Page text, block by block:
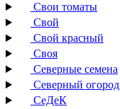
Свои томаты
Свой
Свой красный
Своя
Северные семена
Северный огород
СеДеК